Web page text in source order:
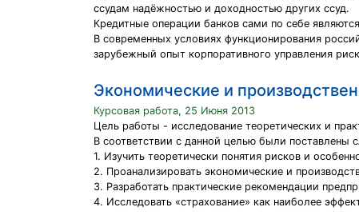
ссудам надёжностью и доходностью других ссуд.
Кредитные операции банков сами по себе
B современных условиях функционирования
зарубежный опыт корпоративного управления
Экономические и
Курсовая работа, 25 Июня 2013
Цель работы - исследование теоретических и
В соответствии с данной целью были поставлены
1. Изучить теоретически понятия рисков и
2. Проанализировать экономические и
3. Разработать практические рекомендации
4. Исследовать «страхование» как наиболее